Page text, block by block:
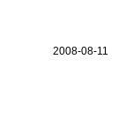
2008-08-11